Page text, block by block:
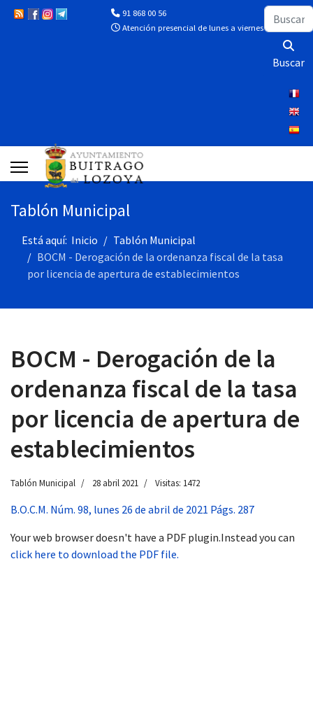
91 868 00 56
Atención presencial de lunes a viernes de 10:00 a
Buscar
Buscar
Tablón Municipal
Está aquí: Inicio
Tablón Municipal
BOCM - Derogación de la ordenanza fiscal de la tasa
por licencia de apertura de establecimientos
BOCM - Derogación de la
ordenanza fiscal de la tasa
por licencia de apertura de
establecimientos
Tablón Municipal 28 abril 2021 Visitas: 1472
B.O.C.M. Núm. 98, lunes 26 de abril de 2021 Págs. 287
Your web browser doesn't have a PDF plugin.Instead you can
click here to download the PDF file.